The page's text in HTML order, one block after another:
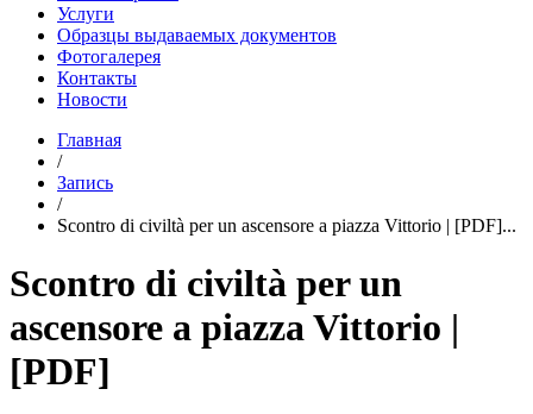
Услуги
Образцы выдаваемых документов
Фотогалерея
Контакты
Новости
Главная
/
Запись
/
Scontro di civiltà per un ascensore a piazza Vittorio | [PDF]...
Scontro di civiltà per un
ascensore a piazza Vittorio |
[PDF]